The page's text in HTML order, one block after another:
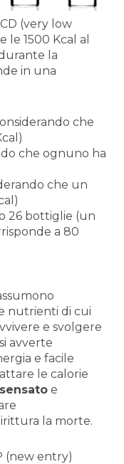
(very low
le 1500 Kcal al
la
in una
che
che ognuno ha
che un
o 26 bottiglie (un
a 80
nutrienti di cui
e svolgere
avverte
e facile
le calorie
e
la morte.
(new entry)